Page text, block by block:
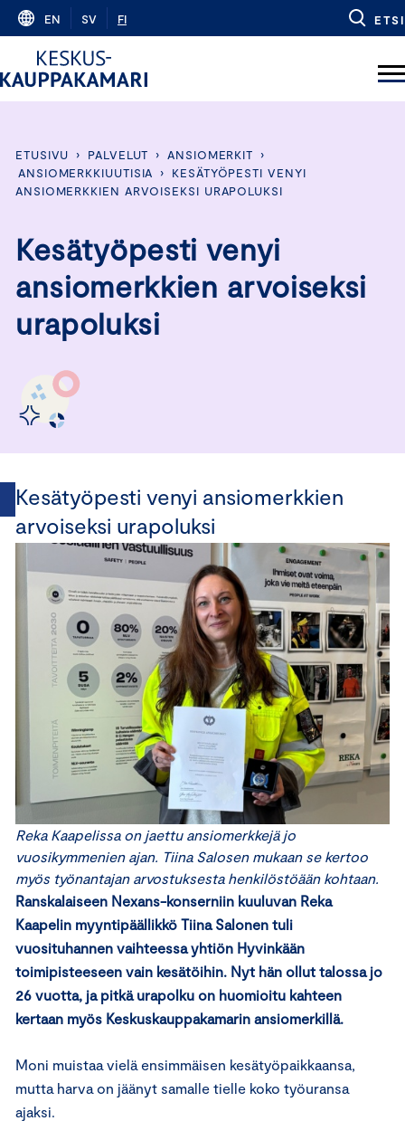
Skip
content
EN SV FI ETSI
ETUSIVU › PALVELUT › ANSIOMERKIT
›
ANSIOMERKKIUUTISIA
›
KESÄTYÖPESTI VENYI
ANSIOMERKKIEN ARVOISEKSI URAPOLUKSI
Kesätyöpesti venyi
ansiomerkkien arvoiseksi
urapoluksi
Kesätyöpesti venyi ansiomerkkien
arvoiseksi urapoluksi
Reka Kaapelissa on jaettu ansiomerkkejä jo
vuosikymmenien ajan. Tiina Salosen mukaan se kertoo
myös työnantajan arvostuksesta henkilöstöään kohtaan.
Ranskalaiseen Nexans-konserniin kuuluvan Reka
Kaapelin myyntipäällikkö Tiina Salonen tuli
vuosituhannen vaihteessa yhtiön Hyvinkään
toimipisteeseen vain kesätöihin. Nyt hän ollut talossa jo
26 vuotta, ja pitkä urapolku on huomioitu kahteen
kertaan myös Keskuskauppakamarin ansiomerkillä.
Moni muistaa vielä ensimmäisen kesätyöpaikkaansa,
mutta harva on jäänyt samalle tielle koko työuransa
ajaksi.